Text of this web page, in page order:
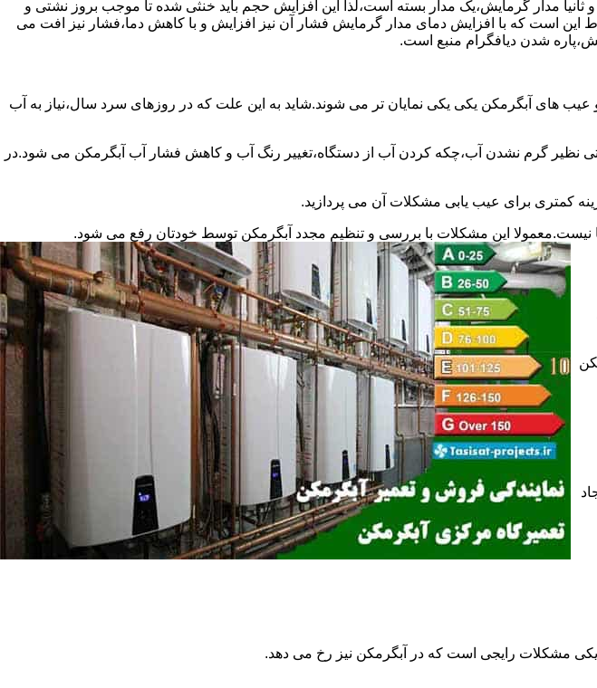
مدار گرمایش،یک مدار بسته است،لذا این افزایش حجم باید خنثی شده تا موجب بروز نشتی و
این است که با افزایش دمای مدار گرمایش فشار آن نیز افزایش و با کاهش دما،فشار نیز افت می
شدن دیافگرام منبع است.
های آبگرمکن یکی یکی نمایان تر می شوند.شاید به این علت که در روزهای سرد سال،نیاز به آب
گرم نشدن آب،چکه کردن آب از دستگاه،تغییر رنگ آب و کاهش فشار آب آبگرمکن می شود.در
کمتری برای عیب یابی مشکلات آن می پردازید.
این مشکلات با بررسی و تنظیم مجدد آبگرمکن توسط خودتان رفع می شود.
مشکلات رایجی است که در آبگرمکن نیز رخ می دهد.